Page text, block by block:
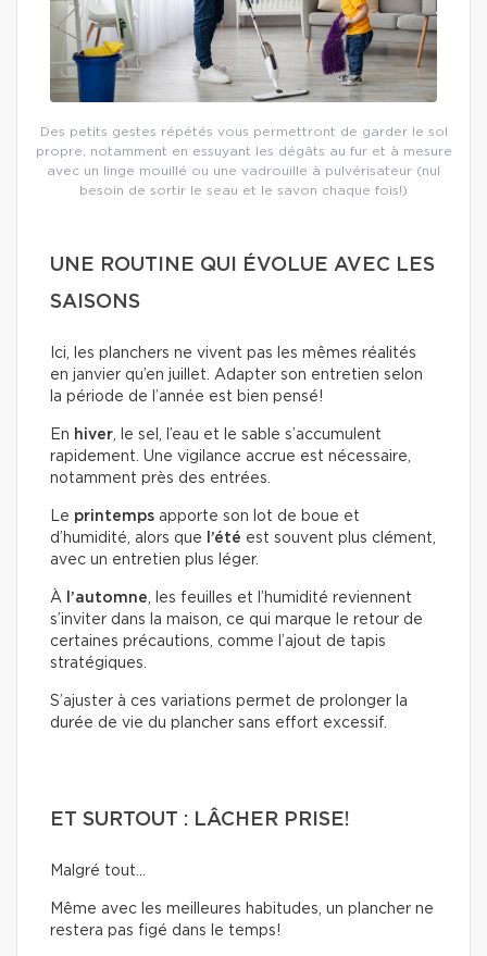
Des petits gestes répétés vous permettront de garder le sol
propre, notamment en essuyant les dégâts au fur et à mesure
avec un linge mouillé ou une vadrouille à pulvérisateur (nul
besoin de sortir le seau et le savon chaque fois!)
UNE ROUTINE QUI ÉVOLUE AVEC LES
SAISONS
Ici, les planchers ne vivent pas les mêmes réalités
en janvier qu’en juillet. Adapter son entretien selon
la période de l’année est bien pensé!
En hiver , le sel, l’eau et le sable s’accumulent
rapidement. Une vigilance accrue est nécessaire,
notamment près des entrées.
Le printemps apporte son lot de boue et
d’humidité, alors que
l’été est souvent plus clément,
avec un entretien plus léger.
À l’automne , les feuilles et l’humidité reviennent
s’inviter dans la maison, ce qui marque le retour de
certaines précautions, comme l’ajout de tapis
stratégiques.
S’ajuster à ces variations permet de prolonger la
durée de vie du plancher sans effort excessif.
ET SURTOUT : LÂCHER PRISE!
Malgré tout…
Même avec les meilleures habitudes, un plancher ne
restera pas figé dans le temps!